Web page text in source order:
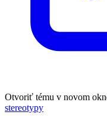
Otvoriť tému v novom
stereotypy